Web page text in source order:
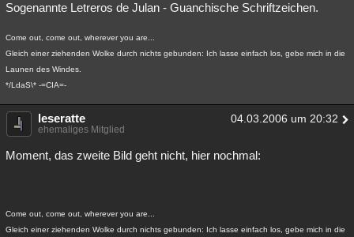
Sogenannte Letreros de Julan - Guanchische Schriftzeichen.
Come out, come out, wherever you are...
Gleich einer ziehenden Wolke durch nichts gebunden: Ich lasse einfach los, gebe mich in die
Launen des Windes.
*/LdaS\* -=CIA=-
leseratte 04.03.2006 um 20:32
ehemaliges Mitglied
Moment, das zweite Bild geht nicht, hier nochmal:
Come out, come out, wherever you are...
Gleich einer ziehenden Wolke durch nichts gebunden: Ich lasse einfach los, gebe mich in die